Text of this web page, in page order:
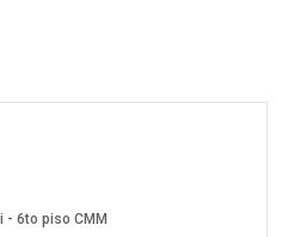
- 6to piso CMM